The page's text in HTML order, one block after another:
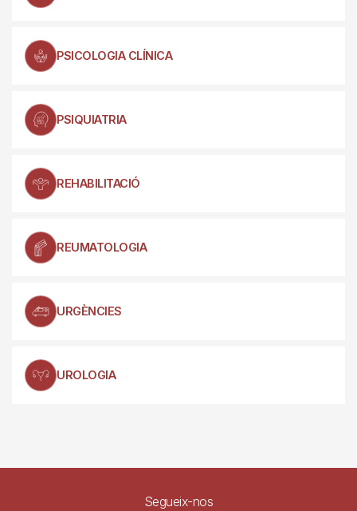
PSICOLOGIA CLÍNICA
PSIQUIATRIA
REHABILITACIÓ
REUMATOLOGIA
URGÈNCIES
UROLOGIA
Segueix-nos